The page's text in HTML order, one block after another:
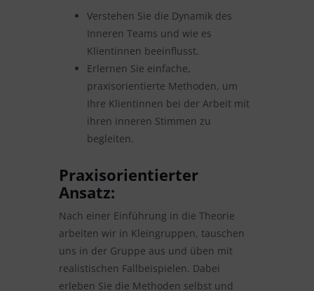
Verstehen Sie die Dynamik des
Inneren Teams und wie es
Klientinnen beeinflusst.
Erlernen Sie einfache,
praxisorientierte Methoden, um
Ihre Klientinnen bei der Arbeit mit
ihren inneren Stimmen zu
begleiten.
Praxisorientierter
Ansatz:
Nach einer Einführung in die Theorie
arbeiten wir in Kleingruppen, tauschen
uns in der Gruppe aus und üben mit
realistischen Fallbeispielen. Dabei
erleben Sie die Methoden selbst und